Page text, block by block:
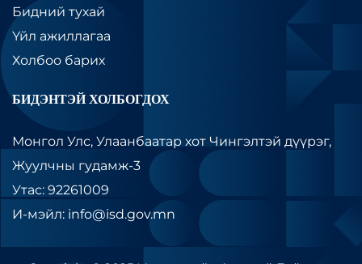
Бидний тухай
Үйл ажиллагаа
Холбоо барих
БИДЭНТЭЙ ХОЛБОГДОХ
Монгол Улс, Улаанбаатар хот Чингэлтэй дүүрэг,
Жуулчны гудамж-3
Утас: 92261009
И-мэйл: info@isd.gov.mn